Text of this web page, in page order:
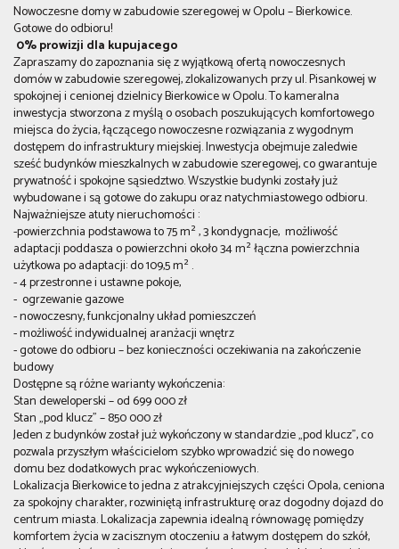
Nowoczesne domy w zabudowie szeregowej w Opolu – Bierkowice.
Gotowe do odbioru!
0% prowizji dla kupujacego
Zapraszamy do zapoznania się z wyjątkową ofertą nowoczesnych
domów w zabudowie szeregowej, zlokalizowanych przy ul. Pisankowej w
spokojnej i cenionej dzielnicy Bierkowice w Opolu. To kameralna
inwestycja stworzona z myślą o osobach poszukujących komfortowego
miejsca do życia, łączącego nowoczesne rozwiązania z wygodnym
dostępem do infrastruktury miejskiej. Inwestycja obejmuje zaledwie
sześć budynków mieszkalnych w zabudowie szeregowej, co gwarantuje
prywatność i spokojne sąsiedztwo. Wszystkie budynki zostały już
wybudowane i są gotowe do zakupu oraz natychmiastowego odbioru.
Najważniejsze atuty nieruchomości :
-powierzchnia podstawowa to 75 m² , 3 kondygnacje, możliwość
adaptacji poddasza o powierzchni około 34 m² łączna powierzchnia
użytkowa po adaptacji: do 109,5 m² .
- 4 przestronne i ustawne pokoje,
- ogrzewanie gazowe
- nowoczesny, funkcjonalny układ pomieszczeń
- możliwość indywidualnej aranżacji wnętrz
- gotowe do odbioru – bez konieczności oczekiwania na zakończenie
budowy
Dostępne są różne warianty wykończenia:
Stan deweloperski – od 699 000 zł
Stan „pod klucz” – 850 000 zł
Jeden z budynków został już wykończony w standardzie „pod klucz”, co
pozwala przyszłym właścicielom szybko wprowadzić się do nowego
domu bez dodatkowych prac wykończeniowych.
Lokalizacja Bierkowice to jedna z atrakcyjniejszych części Opola, ceniona
za spokojny charakter, rozwiniętą infrastrukturę oraz dogodny dojazd do
centrum miasta. Lokalizacja zapewnia idealną równowagę pomiędzy
komfortem życia w zacisznym otoczeniu a łatwym dostępem do szkół,